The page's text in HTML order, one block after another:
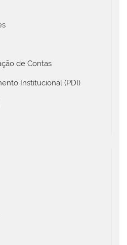
de Contas
Institucional (PDI)